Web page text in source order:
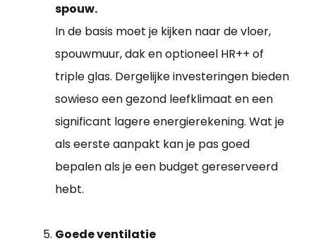
spouw.
In de basis moet je kijken naar de vloer,
spouwmuur, dak en optioneel HR++ of
triple glas. Dergelijke investeringen bieden
sowieso een gezond leefklimaat en een
significant lagere energierekening. Wat je
als eerste aanpakt kan je pas goed
bepalen als je een budget gereserveerd
hebt.
Goede ventilatie